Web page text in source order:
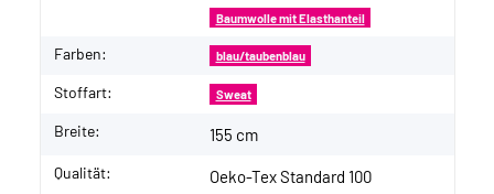
Baumwolle mit Elasthanteil
Farben: blau/taubenblau
Stoffart: Sweat
Breite: 155 cm
Qualität: Oeko-Tex Standard 100